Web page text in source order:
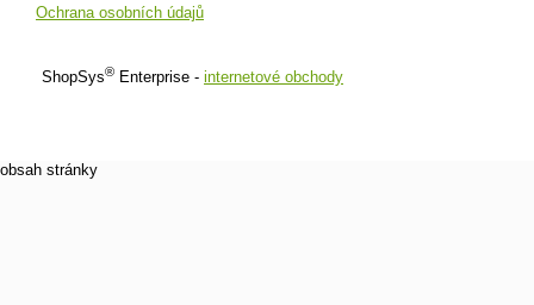
Ochrana osobních údajů
ShopSys® Enterprise - internetové obchody
obsah stránky